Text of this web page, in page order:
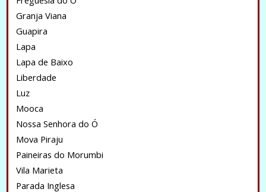
Granja Viana
Guapira
Lapa
Lapa de Baixo
Liberdade
Luz
Mooca
Nossa Senhora do Ó
Mova Piraju
Paineiras do Morumbi
Vila Marieta
Parada Inglesa